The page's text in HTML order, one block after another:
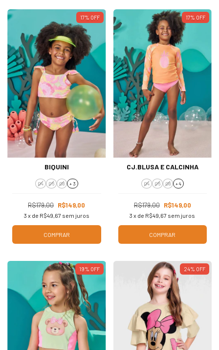
17% OFF
BIQUINI
04 06 08 + 3
R$179,00 R$149,00
3 x de R$49,67 sem juros
COMPRAR
17% OFF
CJ.BLUSA E CALCINHA
04 06 08 + 4
R$179,00 R$149,00
3 x de R$49,67 sem juros
COMPRAR
19% OFF 24% OFF